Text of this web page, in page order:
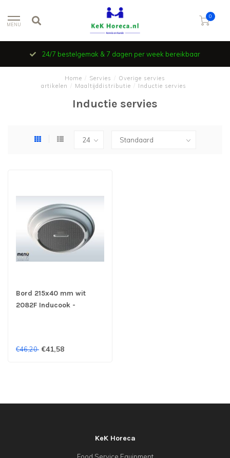
MENU
0
24/7 bestelgemak & 7 dagen per week bereikbaar
Home Servies
Overige servies
artikelen
Maaltijddistributie Inductie servies
Inductie servies
Bord 215x40 mm wit
2082F Inducook -
€46,20 €41,58
KeK Horeca